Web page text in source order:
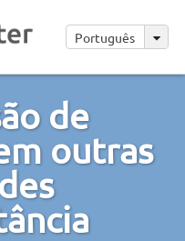
Português
de
outras